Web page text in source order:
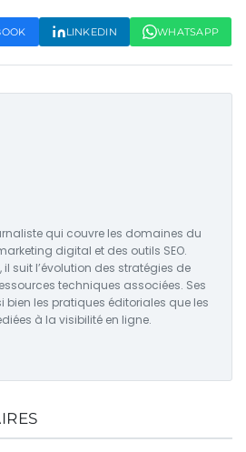
LINKEDIN WHATSAPP
qui couvre les domaines du
digital et des outils SEO.
il suit l’évolution des stratégies de
techniques associées. Ses
les pratiques éditoriales que les
à la visibilité en ligne.